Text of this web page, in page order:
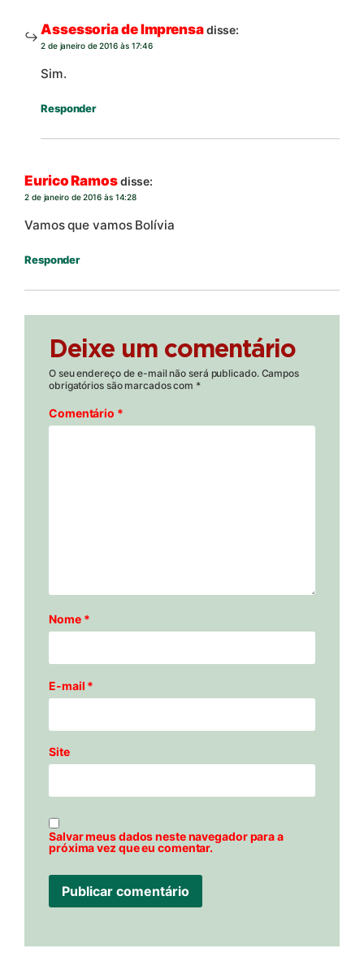
Assessoria de Imprensadisse:
2 de janeiro de 2016 às 17:46
Sim.
Responder
Eurico Ramosdisse:
2 de janeiro de 2016 às 14:28
Vamos que vamos Bolívia
Responder
Deixe um comentário
O seu endereço de e-mail não será publicado. Campos
obrigatórios são marcados com *
Comentário *
Nome *
E-mail *
Site
Salvar meus dados neste navegador para a
próxima vez que eu comentar.